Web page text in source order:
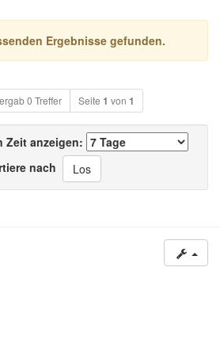
Ergebnisse gefunden.
0 Treffer Seite 1 von 1
Zeit anzeigen:
nach